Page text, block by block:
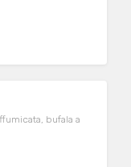
bufala a